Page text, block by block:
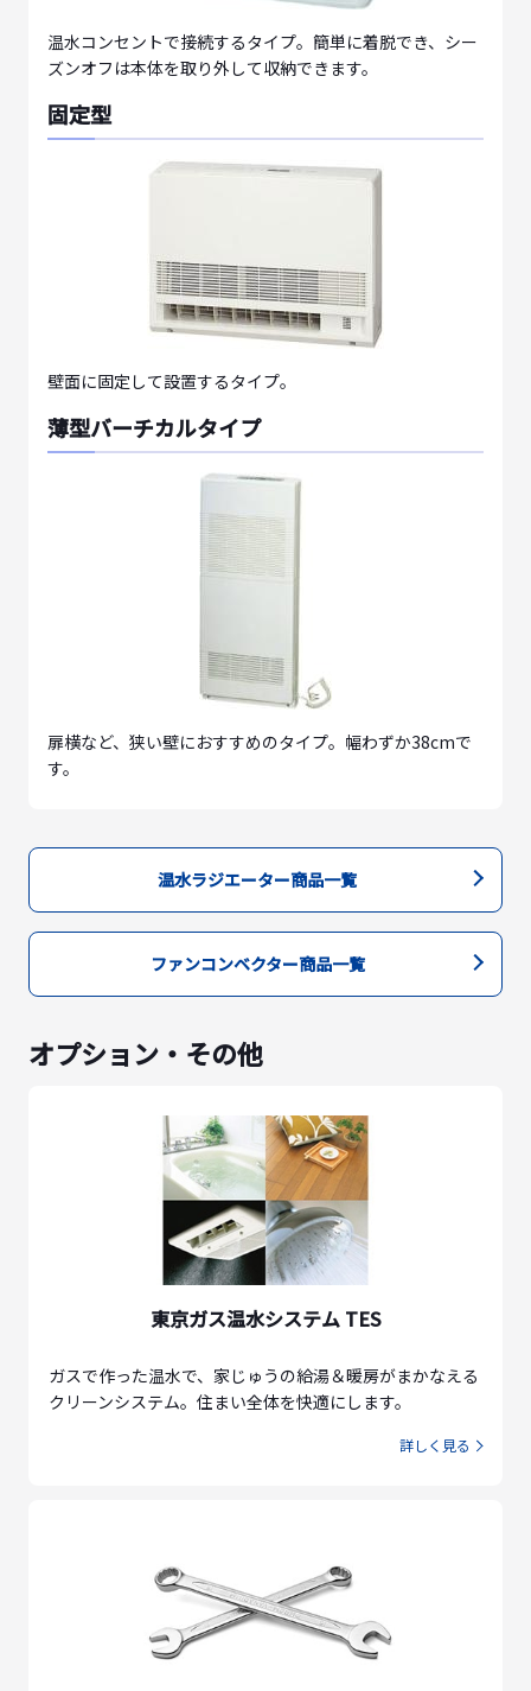
温水コンセントで接続するタイプ。簡単に着脱でき、シー
ズンオフは本体を取り外して収納できます。
固定型
壁面に固定して設置するタイプ。
薄型バーチカルタイプ
扉横など、狭い壁におすすめのタイプ。幅わずか38cmで
す。
温水ラジエーター商品一覧
ファンコンベクター商品一覧
オプション・その他
東京ガス温水システム TES
ガスで作った温水で、家じゅうの給湯＆暖房がまかなえる
クリーンシステム。住まい全体を快適にします。
詳しく見る